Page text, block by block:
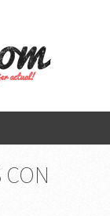
CON